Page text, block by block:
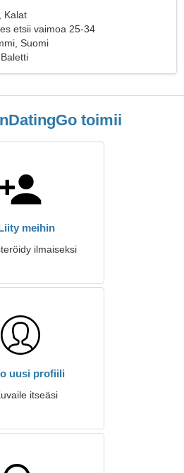
Kalat
etsii vaimoa 25-34
Suomi
toimii
meihin
ilmaiseksi
uusi profiili
itseäsi